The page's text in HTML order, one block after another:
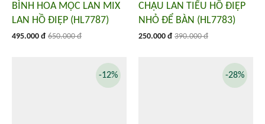
BÌNH HOA MỘC LAN MIX
LAN HỒ ĐIỆP (HL7787)
495.000 đ 650.000 đ
CHẬU LAN TIỂU HỒ ĐIỆP
NHỎ ĐỂ BÀN (HL7783)
250.000 đ 390.000 đ
-12% -28%